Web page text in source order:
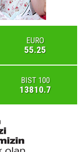
EURO
55.25
BIST 100
13810.7